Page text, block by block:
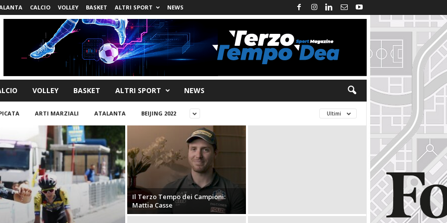
CALCIO VOLLEY BASKET ALTRI SPORT NEWS
VOLLEY BASKET ALTRI SPORT NEWS
ARTI MARZIALI ATALANTA BEIJING 2022 Ultimi
Il Terzo Tempo dei Campioni:
Mattia Casse